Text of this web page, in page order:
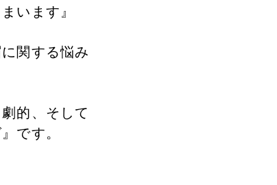
います』
関する悩み
的、そして
です。